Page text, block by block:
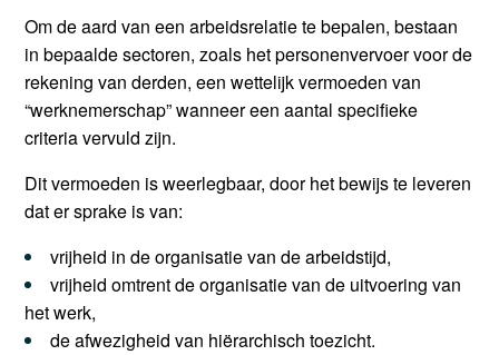
Om de aard van een arbeidsrelatie te bepalen, bestaan
in bepaalde sectoren, zoals het personenvervoer voor de
rekening van derden, een wettelijk vermoeden van
“werknemerschap” wanneer een aantal specifieke
criteria vervuld zijn.
Dit vermoeden is weerlegbaar, door het bewijs te leveren
dat er sprake is van:
vrijheid in de organisatie van de arbeidstijd,
vrijheid omtrent de organisatie van de uitvoering van
het werk,
de afwezigheid van hiërarchisch toezicht.